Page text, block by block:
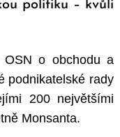
politiku – kvůli
OSN o obchodu a
podnikatelské rady
200 největšími
Monsanta.